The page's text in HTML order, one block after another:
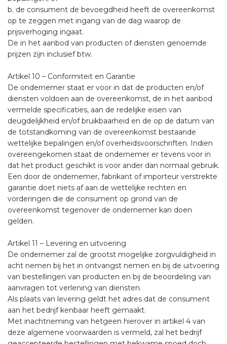
b. de consument de bevoegdheid heeft de overeenkomst
op te zeggen met ingang van de dag waarop de
prijsverhoging ingaat.
De in het aanbod van producten of diensten genoemde
prijzen zijn inclusief btw.
Artikel 10 – Conformiteit en Garantie
De ondernemer staat er voor in dat de producten en/of
diensten voldoen aan de overeenkomst, de in het aanbod
vermelde specificaties, aan de redelijke eisen van
deugdelijkheid en/of bruikbaarheid en de op de datum van
de totstandkoming van de overeenkomst bestaande
wettelijke bepalingen en/of overheidsvoorschriften. Indien
overeengekomen staat de ondernemer er tevens voor in
dat het product geschikt is voor ander dan normaal gebruik.
Een door de ondernemer, fabrikant of importeur verstrekte
garantie doet niets af aan de wettelijke rechten en
vorderingen die de consument op grond van de
overeenkomst tegenover de ondernemer kan doen
gelden.
Artikel 11 – Levering en uitvoering
De ondernemer zal de grootst mogelijke zorgvuldigheid in
acht nemen bij het in ontvangst nemen en bij de uitvoering
van bestellingen van producten en bij de beoordeling van
aanvragen tot verlening van diensten.
Als plaats van levering geldt het adres dat de consument
aan het bedrijf kenbaar heeft gemaakt.
Met inachtneming van hetgeen hierover in artikel 4 van
deze algemene voorwaarden is vermeld, zal het bedrijf